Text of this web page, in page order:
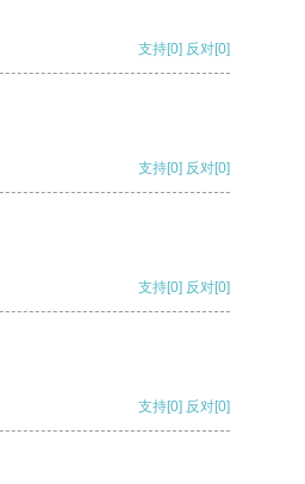
支持[0] 反对[0]
支持[0] 反对[0]
支持[0] 反对[0]
支持[0] 反对[0]